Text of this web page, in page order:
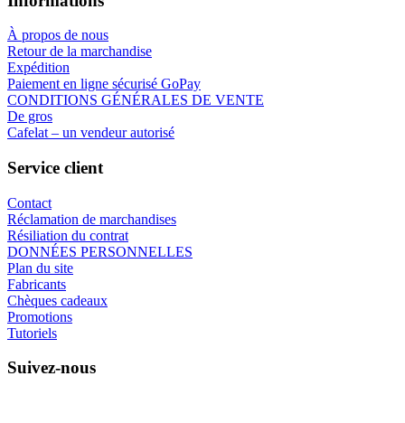
À propos de nous
Retour de la marchandise
Expédition
Paiement en ligne sécurisé GoPay
CONDITIONS GÉNÉRALES DE VENTE
De gros
Cafelat – un vendeur autorisé
Service client
Contact
Réclamation de marchandises
Résiliation du contrat
DONNÉES PERSONNELLES
Plan du site
Fabricants
Chèques cadeaux
Promotions
Tutoriels
Suivez-nous